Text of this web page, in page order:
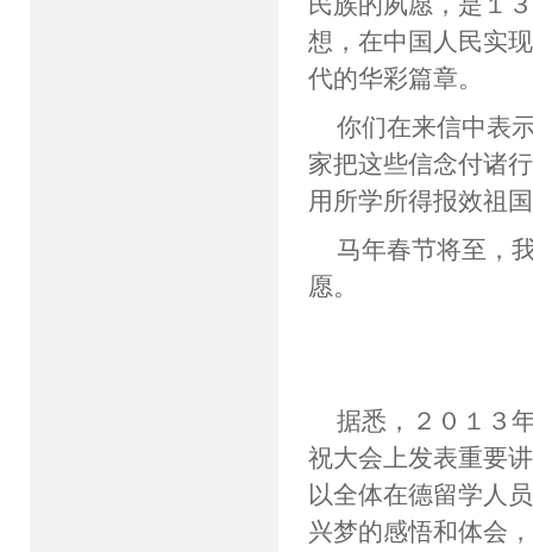
想，在中国人民实
代的华彩篇章。
你们在来信中表
家把这些信念付诸
用所学所得报效祖
马年春节将至，
愿。
据悉，２０１３
祝大会上发表重要
以全体在德留学人
兴梦的感悟和体会